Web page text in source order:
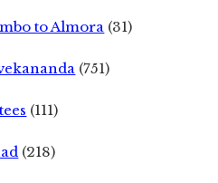
to Almora (31)
(751)
(111)
(218)